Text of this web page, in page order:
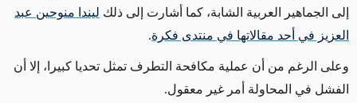
إلى الجماهير العربية الشابة، كما أشارت إلى ذلك ليندا منوحين عبد
العزيز في أحد مقالاتها في منتدى فكرة.
وعلى الرغم من أن عملية مكافحة التطرف تمثل تحديا كبيرا، إلا أن
الفشل في المحاولة أمر غير معقول.